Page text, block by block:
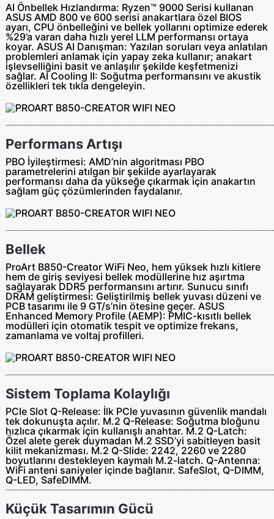
AI Önbellek Hızlandırma: Ryzen™ 9000 Serisi kullanan
ASUS AMD 800 ve 600 serisi anakartlara özel BIOS
ayarı, CPU önbelleğini ve bellek yollarını optimize ederek
%29’a varan daha hızlı yerel LLM performansı ortaya
koyar. ASUS AI Danışman: Yazılan soruları veya anlatılan
problemleri anlamak için yapay zeka kullanır; anakart
işlevselliğini basit ve anlaşılır şekilde keşfetmenizi
sağlar. AI Cooling II: Soğutma performansını ve akustik
özellikleri tek tıkla dengeleyin.
Performans Artışı
PBO İyileştirmesi: AMD’nin algoritması PBO
parametrelerini atılgan bir şekilde ayarlayarak
performansı daha da yükseğe çıkarmak için anakartın
sağlam güç çözümlerinden faydalanır.
Bellek
ProArt B850-Creator WiFi Neo, hem yüksek hızlı kitlere
hem de giriş seviyesi bellek modüllerine hız aşırtma
sağlayarak DDR5 performansını artırır. Sunucu sınıfı
DRAM geliştirmesi: Geliştirilmiş bellek yuvası düzeni ve
PCB tasarımı ile 9 GT/s’nin ötesine geçer. ASUS
Enhanced Memory Profile (AEMP): PMIC-kısıtlı bellek
modülleri için otomatik tespit ve optimize frekans,
zamanlama ve voltaj profilleri.
Sistem Toplama Kolaylığı
PCIe Slot Q-Release: İlk PCIe yuvasının güvenlik mandalı
tek dokunuşta açılır. M.2 Q-Release: Soğutma bloğunu
hızlıca çıkarmak için kullanışlı anahtar. M.2 Q-Latch:
Özel alete gerek duymadan M.2 SSD’yi sabitleyen basit
kilit mekanizması. M.2 Q-Slide: 2242, 2260 ve 2280
boyutlarını destekleyen kaymalı M.2-latch. Q-Antenna:
WiFi anteni saniyeler içinde bağlanır. SafeSlot, Q-DIMM,
Q-LED, SafeDIMM.
Küçük Tasarımın Gücü